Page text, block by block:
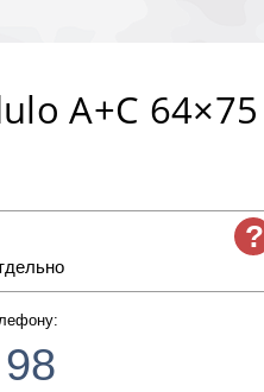
A+C 64×75
?